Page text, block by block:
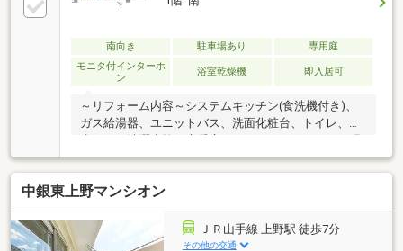
族の会話もはずむ・カウンターキッチン●荷物の整理
洗濯物が干せる・浴室換気乾燥機
南向き 駐車場あり
専用庭
モニタ付インターホ
ン
浴室乾燥機 即入居可
～リフォーム内容～システムキッチン(食洗機付き)、
ガス給湯器、ユニットバス、洗面化粧台、トイレ、防
水パン・洗濯水栓、床暖房、フローリング・クロス張
替、給水・給湯・排水管、電気配線、照明器具、建具
等～立地～・千代田線 根津駅 徒歩7分・山手線
上野駅 徒歩14分 ・京浜東北・根岸線 日暮里駅 徒
歩11分～物件情報～・専有面積：82.69㎡（壁芯）・間
取り：2LDK+S S＝サービスルーム・南向きテラス・
専用庭有り・ペット飼育可能(細則有)～設備～・床暖
中銀東上野マンシオン
ＪＲ山手線 上野駅 徒歩7分
その他の交通